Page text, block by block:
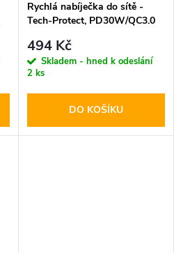
Rychlá nabíječka do sítě -
Tech-Protect, PD30W/QC3.0
494 Kč
Skladem - hned k odeslání
2 ks
DO KOŠÍKU